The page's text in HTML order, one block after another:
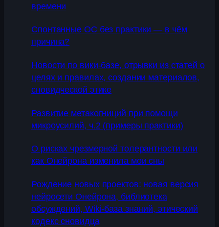
времени
Спонтанные ОС без практики — в чём
причина?
Новости по вики-базе, отрывки из статей о
целях и правилах, создании материалов,
сновидческой этике
Развитие метакогниций при помощи
микроусилий, ч.2 (примеры практики)
О рисках чрезмерной толерантности или
как Онейрона изменила мои сны
Рождение новых проектов: новая версия
нейросети Онейрона, библиотека
обсуждений, Wiki-база знаний, этический
кодекс сновидца